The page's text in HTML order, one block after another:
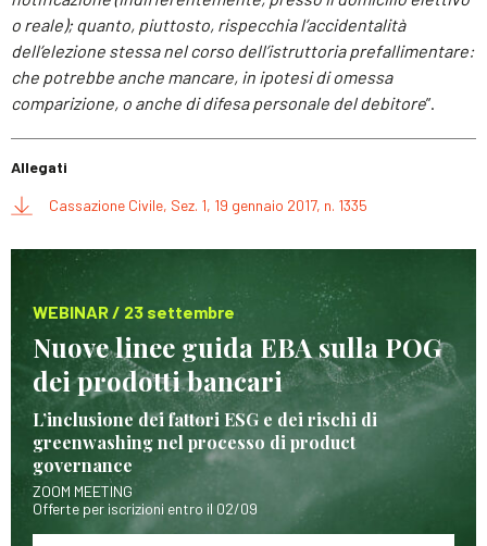
o reale); quanto, piuttosto, rispecchia l’accidentalità
dell’elezione stessa nel corso dell’istruttoria prefallimentare:
che potrebbe anche mancare, in ipotesi di omessa
comparizione, o anche di difesa personale del debitore”.
Allegati
Cassazione Civile, Sez. 1, 19 gennaio 2017, n. 1335
WEBINAR / 23 settembre
Nuove linee guida EBA sulla POG
dei prodotti bancari
L’inclusione dei fattori ESG e dei rischi di
greenwashing nel processo di product
governance
ZOOM MEETING
Offerte per iscrizioni entro il 02/09